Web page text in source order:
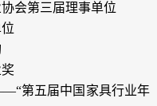
会第三届理事单位
第五届中国家具行业年